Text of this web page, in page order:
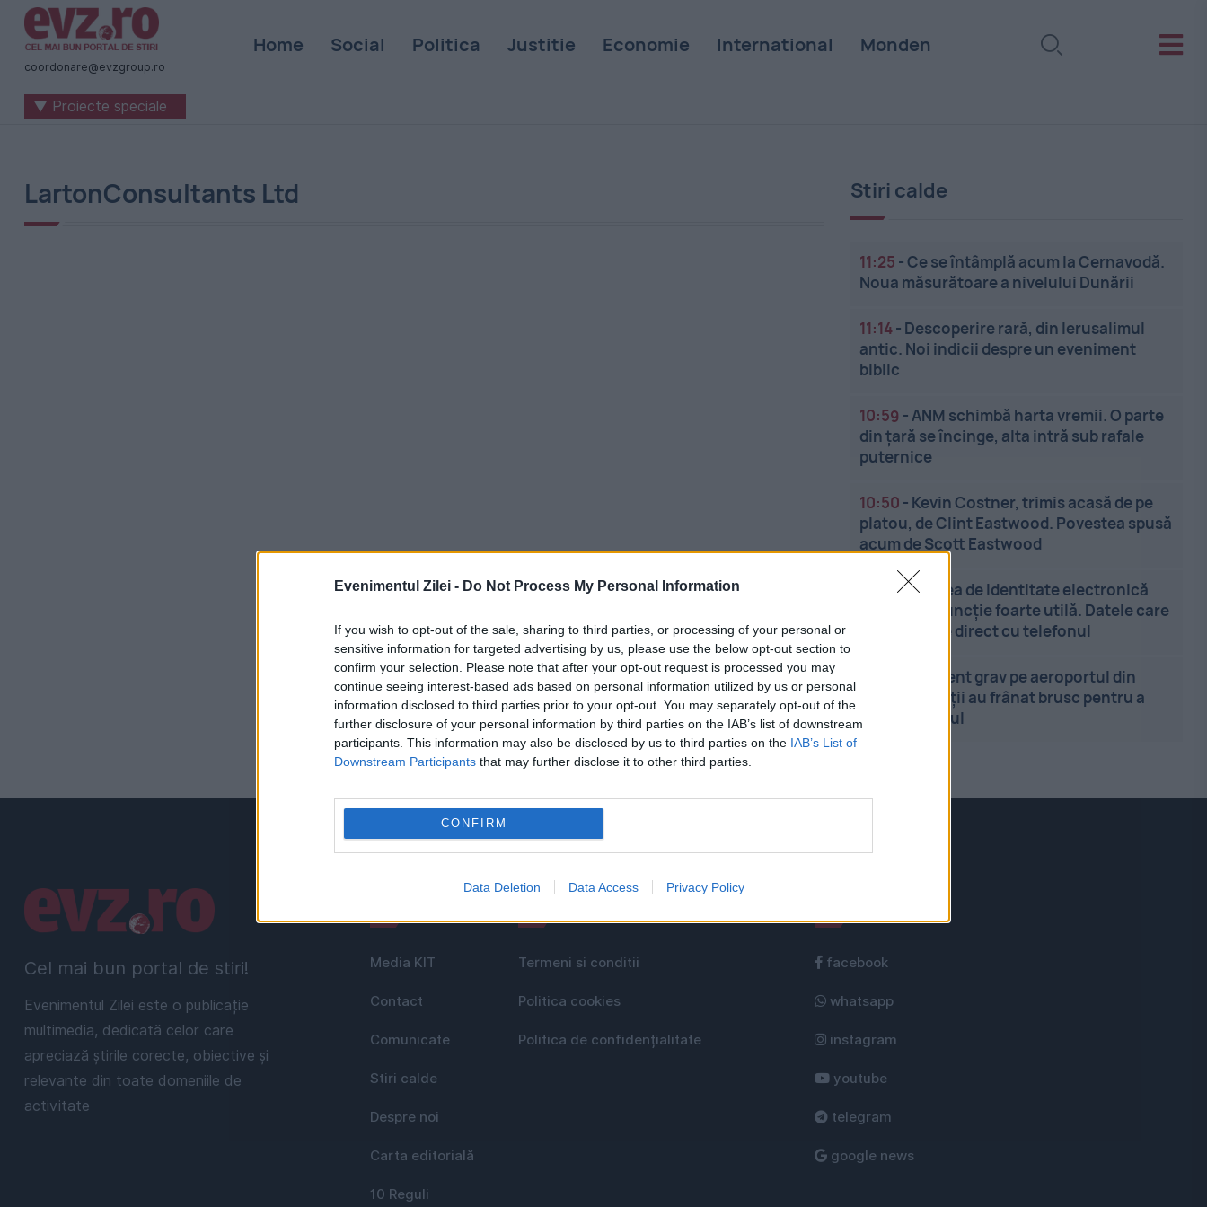
Evenimentul Zilei - Do Not Process My Personal Information
If you wish to opt-out of the sale, sharing to third parties, or processing of your personal or
sensitive information for targeted advertising by us, please use the below opt-out section to
confirm your selection. Please note that after your opt-out request is processed you may
continue seeing interest-based ads based on personal information utilized by us or personal
information disclosed to third parties prior to your opt-out. You may separately opt-out of the
further disclosure of your personal information by third parties on the IAB’s list of downstream
participants. This information may also be disclosed by us to third parties on the IAB’s List of
Downstream Participants that may further disclose it to other third parties.
CONFIRM
Data Deletion Data Access Privacy Policy
Știri
naționale
internaționale
România
-
coordonare@evzgroup.ro
Home Social Politica Justitie Economie International Monden
▼ Proiecte speciale
LartonConsultants Ltd Stiri calde
11:25 -Ce se întâmplă acum la Cernavodă.
Noua măsurătoare a nivelului Dunării
11:14- Descoperire rară, din Ierusalimul
antic. Noi indicii despre un eveniment
biblic
10:59 -ANM schimbă harta vremii. O parte
din țară se încinge, alta intră sub rafale
puternice
10:50 - Kevin Costner, trimis acasă de pe
platou, de Clint Eastwood. Povestea spusă
acum de Scott Eastwood
10:36-Cartea de identitate electronică
ascunde o funcție foarte utilă. Datele care
pot fi trimise direct cu telefonul
Incident grav pe aeroportul din
Sydney. Piloții au frânat brusc pentru a
evita impactul
Cel mai bun portal de stiri!
Evenimentul Zilei este o publicație
multimedia, dedicată celor care
apreciază știrile corecte, obiective și
relevante din toate domeniile de
activitate
Linkuri utile
Media KIT
Contact
Comunicate
Stiri calde
Despre noi
Carta editorială
10 Reguli
GDPR
Termeni si conditii
Politica cookies
Politica de confidențialitate
facebook
whatsapp
instagram
youtube
telegram
google news